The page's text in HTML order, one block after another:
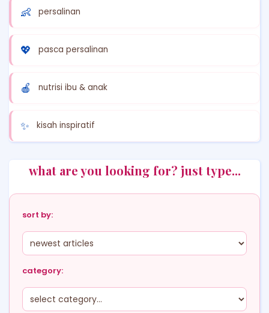
👶 persalinan
💖 pasca persalinan
🍎 nutrisi ibu & anak
✨ kisah inspiratif
what are you looking for? just type...
sort by:
category: